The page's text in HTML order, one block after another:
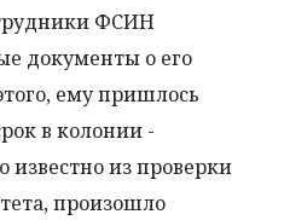
ФСИН
документы о его
ему пришлось
в колонии -
известно из проверки
произошло